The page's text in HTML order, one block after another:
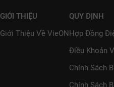
GIỚI THIỆU
Giới Thiệu Về VieON
QUY ĐỊNH
Hợp Đồng
Điều Khoản
Chính Sách
Chính Sách